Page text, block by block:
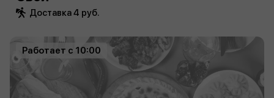
Доставка 4 руб.
Работает с 10:00